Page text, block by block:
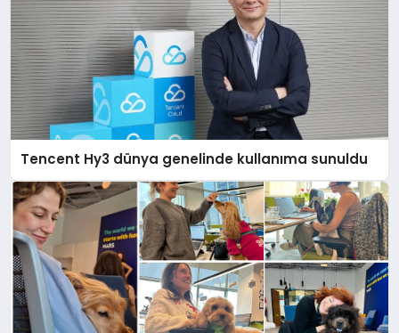
Tencent Hy3 dünya genelinde kullanıma sunuldu